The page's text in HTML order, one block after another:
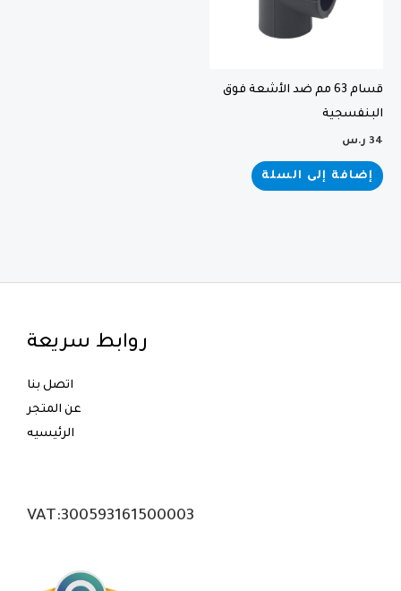
قسام 63 مم ضد الأشعة فوق
البنفسجية
34 ر.س
إضافة إلى السلة
روابط سريعة
اتصل بنا
عن المتجر
الرئيسيه
VAT:300593161500003